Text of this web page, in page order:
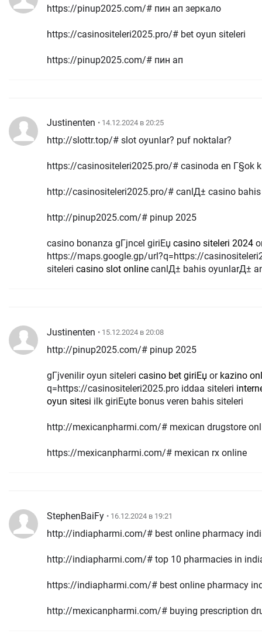
https://pinup2025.com/# пин ап зеркало
https://casinositeleri2025.pro/# bet oyun siteleri
https://pinup2025.com/# пин ап
Justinenten • 14.12.2024 в 20:25
http://slottr.top/# slot oyunlar? puf noktalar?
https://casinositeleri2025.pro/# casinoda en Г§ok
http://casinositeleri2025.pro/# canlД± casino
http://pinup2025.com/# pinup 2025
casino bonanza gГјncel giriЕџ casino siteleri 2024
https://maps.google.gp/url?q=https://
siteleri casino slot online canlД± bahis oyunlarД±
Justinenten • 15.12.2024 в 20:08
http://pinup2025.com/# pinup 2025
gГјvenilir oyun siteleri casino bet giriЕџ or kazino
q=https://casinositeleri2025.pro iddaa siteleri
oyun sitesi ilk giriЕџte bonus veren bahis siteleri
http://mexicanpharmi.com/# mexican drugstore
https://mexicanpharmi.com/# mexican rx online
StephenBaiFy • 16.12.2024 в 19:21
http://indiapharmi.com/# best online pharmacy
http://indiapharmi.com/# top 10 pharmacies in
https://indiapharmi.com/# best online pharmacy
http://mexicanpharmi.com/# buying prescription